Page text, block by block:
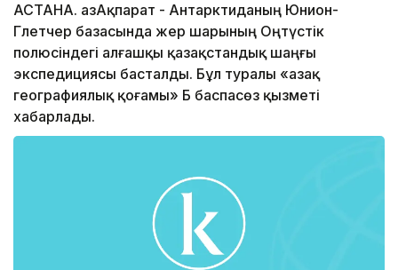
АСТАНА. ҚазАқпарат - Антарктиданың Юнион-
Глетчер базасында жер шарының Оңтүстік
полюсіндегі алғашқы қазақстандық шаңғы
экспедициясы басталды. Бұл туралы «Қазақ
географиялық қоғамы» ҚБ баспасөз қызметі
хабарлады.